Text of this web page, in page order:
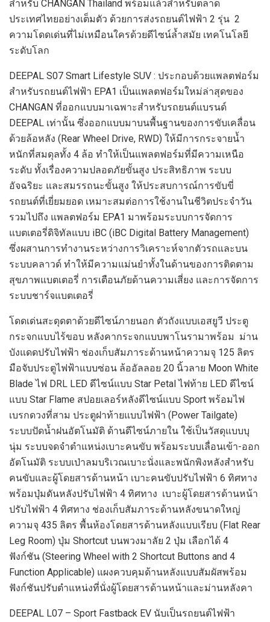
สำหรับ CHANGAN Thailand พร้อมแล้วสำหรับตลาด
ประเทศไทยอย่างเต็มตัว ด้วยการส่งรถยนต์ไฟฟ้า 2 รุ่น 2
ความโดดเด่นที่ไม่เหมือนใครด้วยดีไซน์ล้ำสมัย เทคโนโลยี
ระดับโลก
DEEPAL S07 Smart Lifestyle SUV : ประกอบด้วยแพลตฟอร์ม
สำหรับรถยนต์ไฟฟ้า EPA1 เป็นแพลตฟอร์มใหม่ล่าสุดของ
CHANGAN ที่ออกแบบมาเฉพาะสำหรับรถยนต์แบรนด์
DEEPAL เท่านั้น ซึ่งออกแบบมาบนพื้นฐานของการขับเคลื่อน
ด้วยล้อหลัง (Rear Wheel Drive, RWD) ให้มีการกระจายน้ำ
หนักที่สมดุลทั้ง 4 ล้อ ทำให้เป็นแพลตฟอร์มที่มีความเหนือ
ระดับ ทั้งเรื่องความปลอดภัยขั้นสูง ประสิทธิภาพ ระบบ
อัจฉริยะ และสมรรถนะขั้นสูง ให้ประสบการณ์การขับขี่
รถยนต์ที่เยี่ยมยอด เหมาะสมต่อการใช้งานในชีวิตประจำวัน
รวมไปถึง แพลตฟอร์ม EPA1 มาพร้อมระบบการจัดการ
แบตเตอรี่ดิจิทัลแบบ iBC (iBC Digital Battery Management)
ซึ่งผสานการทำงานระหว่างการวิเคราะห์จากตัวรถและบน
ระบบคลาวด์ ทำให้มีความแม่นยำทั้งในด้านของการติดตาม
สุขภาพแบตเตอรี่ การเตือนภัยด้านความเสี่ยง และการจัดการ
ระบบชาร์จแบตเตอรี่
โดดเด่นสะดุดตาด้วยดีไซน์ภายนอก ตัวถังแบบเอสยูวี ประตู
กระจกแบบไร้ขอบ หลังคากระจกแบบพาโนรามาพร้อม ม่าน
บังแดดปรับไฟฟ้า ช่องเก็บสัมภาระด้านหน้าความจุ 125 ลิตร
มือจับประตูไฟฟ้าแบบซ่อน ล้ออัลลอย 20 นิ้วลาย Moon White
Blade ไฟ DRL LED ดีไซน์แบบ Star Petal ไฟท้าย LED ดีไซน์
แบบ Star Flame สปอยเลอร์หลังดีไซน์แบบ Sport พร้อมไฟ
เบรกดวงที่สาม ประตูฝาท้ายแบบไฟฟ้า (Power Tailgate)
ระบบปัดน้ำฝนอัตโนมัติ ด้านดีไซน์ภายใน ใช้เป็นวัสดุแบบบุ
นุ่ม ระบบจดจำตำแหน่งเบาะคนขับ พร้อมระบบเลื่อนเข้า-ออก
อัตโนมัติ ระบบเป่าลมบริเวณเบาะนั่งและพนักพิงหลังสำหรับ
คนขับและผู้โดยสารด้านหน้า เบาะคนขับปรับไฟฟ้า 6 ทิศทาง
พร้อมปุ่มดันหลังปรับไฟฟ้า 4 ทิศทาง เบาะผู้โดยสารด้านหน้า
ปรับไฟฟ้า 4 ทิศทาง ช่องเก็บสัมภาระด้านหลังขนาดใหญ่
ความจุ 435 ลิตร พื้นห้องโดยสารด้านหลังแบบเรียบ (Flat Rear
Leg Room) ปุ่ม Shortcut บนพวงมาลัย 2 ปุ่ม เลือกได้ 4
ฟังก์ชัน (Steering Wheel with 2 Shortcut Buttons and 4
Function Applicable) แผงควบคุมด้านหลังแบบสัมผัสพร้อม
ฟังก์ชันปรับตำแหน่งที่นั่งผู้โดยสารด้านหน้าและม่านหลังคา
DEEPAL L07 – Sport Fastback EV นับเป็นรถยนต์ไฟฟ้า